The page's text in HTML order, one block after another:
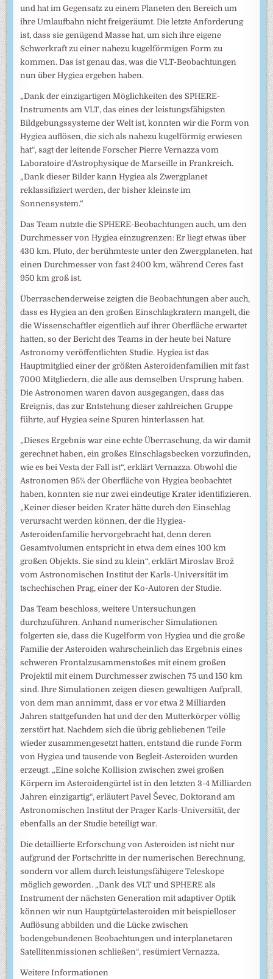
und hat im Gegensatz zu einem Planeten den Bereich um
ihre Umlaufbahn nicht freigeräumt. Die letzte Anforderung
ist, dass sie genügend Masse hat, um sich ihre eigene
Schwerkraft zu einer nahezu kugelförmigen Form zu
kommen. Das ist genau das, was die VLT-Beobachtungen
nun über Hygiea ergeben haben.
„Dank der einzigartigen Möglichkeiten des SPHERE-
Instruments am VLT, das eines der leistungsfähigsten
Bildgebungssysteme der Welt ist, konnten wir die Form von
Hygiea auflösen, die sich als nahezu kugelförmig erwiesen
hat“, sagt der leitende Forscher Pierre Vernazza vom
Laboratoire d’Astrophysique de Marseille in Frankreich.
„Dank dieser Bilder kann Hygiea als Zwergplanet
reklassifiziert werden, der bisher kleinste im
Sonnensystem.“
Das Team nutzte die SPHERE-Beobachtungen auch, um den
Durchmesser von Hygiea einzugrenzen: Er liegt etwas über
430 km. Pluto, der berühmteste unter den Zwergplaneten, hat
einen Durchmesser von fast 2400 km, während Ceres fast
950 km groß ist.
Überraschenderweise zeigten die Beobachtungen aber auch,
dass es Hygiea an den großen Einschlagkratern mangelt, die
die Wissenschaftler eigentlich auf ihrer Oberfläche erwartet
hatten, so der Bericht des Teams in der heute bei Nature
Astronomy veröffentlichten Studie. Hygiea ist das
Hauptmitglied einer der größten Asteroidenfamilien mit fast
7000 Mitgliedern, die alle aus demselben Ursprung haben.
Die Astronomen waren davon ausgegangen, dass das
Ereignis, das zur Entstehung dieser zahlreichen Gruppe
führte, auf Hygiea seine Spuren hinterlassen hat.
„Dieses Ergebnis war eine echte Überraschung, da wir damit
gerechnet haben, ein großes Einschlagsbecken vorzufinden,
wie es bei Vesta der Fall ist“, erklärt Vernazza. Obwohl die
Astronomen 95% der Oberfläche von Hygiea beobachtet
haben, konnten sie nur zwei eindeutige Krater identifizieren.
„Keiner dieser beiden Krater hätte durch den Einschlag
verursacht werden können, der die Hygiea-
Asteroidenfamilie hervorgebracht hat, denn deren
Gesamtvolumen entspricht in etwa dem eines 100 km
großen Objekts. Sie sind zu klein“, erklärt Miroslav Brož
vom Astronomischen Institut der Karls-Universität im
tschechischen Prag, einer der Ko-Autoren der Studie.
Das Team beschloss, weitere Untersuchungen
durchzuführen. Anhand numerischer Simulationen
folgerten sie, dass die Kugelform von Hygiea und die große
Familie der Asteroiden wahrscheinlich das Ergebnis eines
schweren Frontalzusammenstoßes mit einem großen
Projektil mit einem Durchmesser zwischen 75 und 150 km
sind. Ihre Simulationen zeigen diesen gewaltigen Aufprall,
von dem man annimmt, dass er vor etwa 2 Milliarden
Jahren stattgefunden hat und der den Mutterkörper völlig
zerstört hat. Nachdem sich die übrig gebliebenen Teile
wieder zusammengesetzt hatten, entstand die runde Form
von Hygiea und tausende von Begleit-Asteroiden wurden
erzeugt. „Eine solche Kollision zwischen zwei großen
Körpern im Asteroidengürtel ist in den letzten 3-4 Milliarden
Jahren einzigartig“, erläutert Pavel Ševec, Doktorand am
Astronomischen Institut der Prager Karls-Universität, der
ebenfalls an der Studie beteiligt war.
Die detaillierte Erforschung von Asteroiden ist nicht nur
aufgrund der Fortschritte in der numerischen Berechnung,
sondern vor allem durch leistungsfähigere Teleskope
möglich geworden. „Dank des VLT und SPHERE als
Instrument der nächsten Generation mit adaptiver Optik
können wir nun Hauptgürtelasteroiden mit beispielloser
Auflösung abbilden und die Lücke zwischen
bodengebundenen Beobachtungen und interplanetaren
Satellitenmissionen schließen“, resümiert Vernazza.
Weitere Informationen